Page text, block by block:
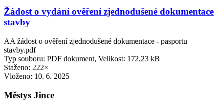
Žádost o vydání ověření zjednodušené dokumentace
stavby
AA žádost o ověření zjednodušené dokumentace - pasportu
stavby.pdf
Typ souboru: PDF dokument, Velikost: 172,23 kB
Staženo: 222×
Vloženo: 10. 6. 2025
Městys Jince